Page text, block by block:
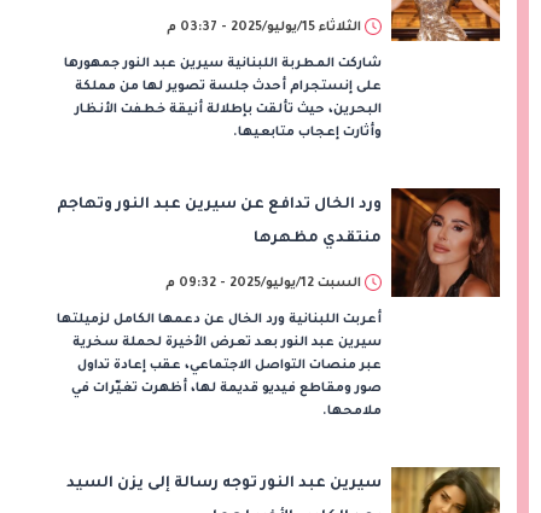
الثلاثاء 15/يوليو/2025 - 03:37 م
شاركت المطربة اللبنانية سيرين عبد النور جمهورها
على إنستجرام أحدث جلسة تصوير لها من مملكة
البحرين، حيث تألقت بإطلالة أنيقة خطفت الأنظار
وأثارت إعجاب متابعيها.
ورد الخال تدافع عن سيرين عبد النور وتهاجم
منتقدي مظهرها
السبت 12/يوليو/2025 - 09:32 م
أعربت اللبنانية ورد الخال عن دعمها الكامل لزميلتها
سيرين عبد النور بعد تعرض الأخيرة لحملة سخرية
عبر منصات التواصل الاجتماعي، عقب إعادة تداول
صور ومقاطع فيديو قديمة لها، أظهرت تغيّرات في
ملامحها.
سيرين عبد النور توجه رسالة إلى يزن السيد